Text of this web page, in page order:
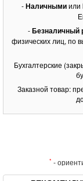
-Наличнымиили
-Безналичный
физических лиц, по
Бухгалтерские
Заказной товар:
* -